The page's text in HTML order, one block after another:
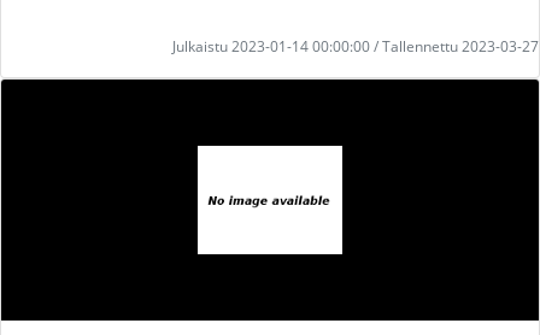
Julkaistu 2023-01-14 00:00:00 / Tallennettu 2023-03-27